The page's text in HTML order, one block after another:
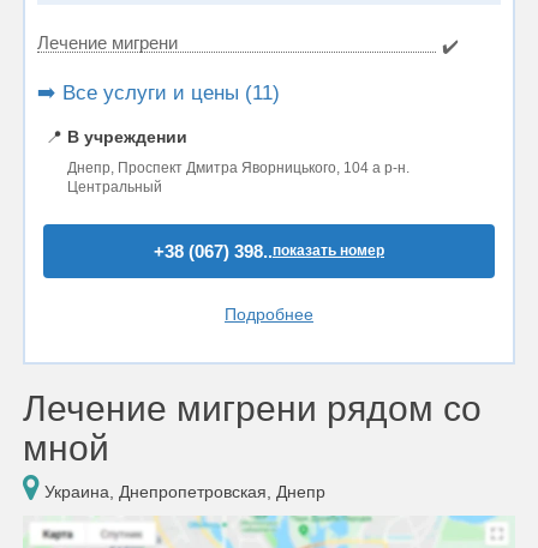
Лечение мигрени ✔️
➡️ Все услуги и цены (11)
📍 В учреждении
Днепр, Проспект Дмитра Яворницького, 104 а р-н.
Центральный
+38 (067) 398..показать номер
Подробнее
Лечение мигрени рядом со
мной
Украина, Днепропетровская, Днепр